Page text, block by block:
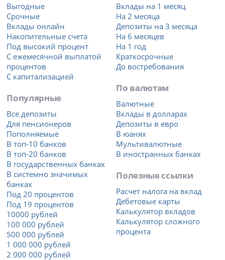
Выгодные
Срочные
Вклады онлайн
Накопительные счета
Под высокий процент
С ежемесячной выплатой
процентов
С капитализацией
Популярные
Все депозиты
Для пенсионеров
Пополняемые
В топ-10 банков
В топ-20 банков
В государственных банках
В системно значимых
банках
Под 20 процентов
Под 19 процентов
10000 рублей
100 000 рублей
500 000 рублей
1 000 000 рублей
2 000 000 рублей
Вклады на 1 месяц
На 2 месяца
Депозиты на 3 месяца
На 6 месяцев
На 1 год
Краткосрочные
До востребования
По валютам
Валютные
Вклады в долларах
Депозиты в евро
В юанях
Мультивалютные
В иностранных банках
Полезные ссылки
Расчет налога на вклад
Дебетовые карты
Калькулятор вкладов
Калькулятор сложного
процента